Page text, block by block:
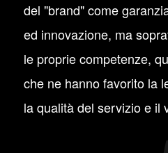
del "brand" come
ed innovazione, ma
le proprie competenze,
che ne hanno favorito la
la qualità del servizio e il